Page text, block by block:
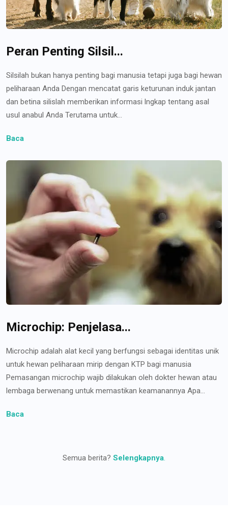
Peran Penting Silsil...
Silsilah bukan hanya penting bagi manusia tetapi juga bagi hewan
peliharaan Anda Dengan mencatat garis keturunan induk jantan
dan betina silislah memberikan informasi lngkap tentang asal
usul anabul Anda Terutama untuk...
Baca
Microchip: Penjelasa...
Microchip adalah alat kecil yang berfungsi sebagai identitas unik
untuk hewan peliharaan mirip dengan KTP bagi manusia
Pemasangan microchip wajib dilakukan oleh dokter hewan atau
lembaga berwenang untuk memastikan keamanannya Apa...
Baca
Semua berita? Selengkapnya